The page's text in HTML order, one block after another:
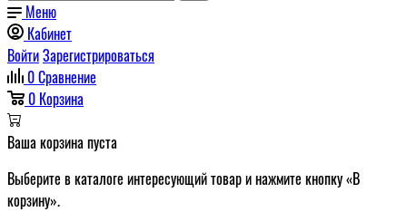
Меню
Кабинет
ВойтиЗарегистрироваться
0Сравнение
0 Корзина
Ваша корзина пуста
Выберите в каталоге интересующий товар и нажмите кнопку «В
корзину».